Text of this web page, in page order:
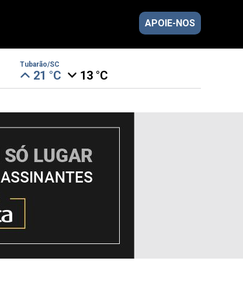
APOIE-NOS
Tubarão/SC
21 °C 13 °C